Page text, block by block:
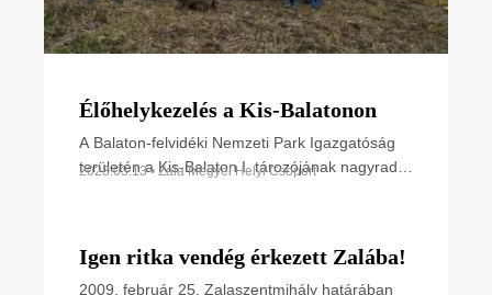
Élőhelykezelés a Kis-Balatonon
A Balaton-felvidéki Nemzeti Park Igazgatóság
területén a Kis-Balaton I. tározójának nagyradai
2023.03.13 • Zala Megyei Helyi Csoport
Igen ritka vendég érkezett Zalába!
2009. február 25. Zalaszentmihály határában